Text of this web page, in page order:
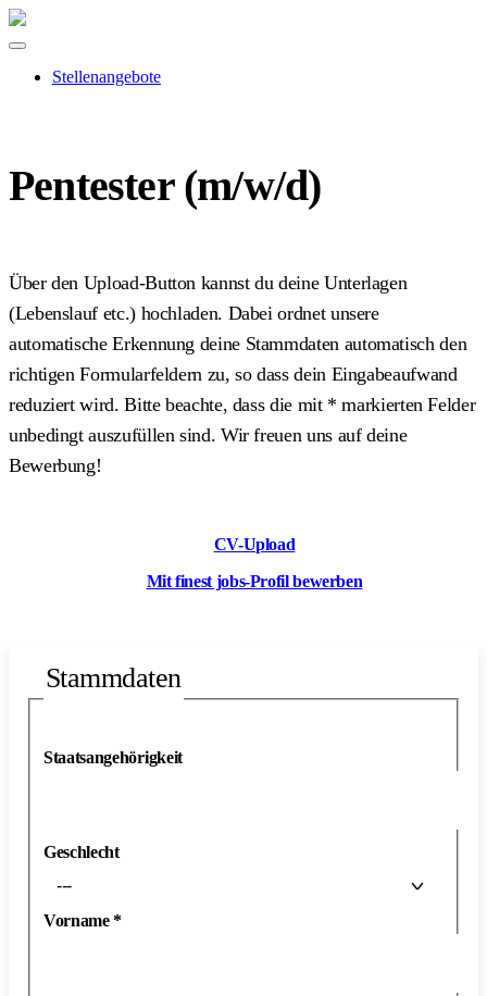
Stellenangebote
Pentester (m/w/d)
Über den Upload-Button kannst du deine Unterlagen
(Lebenslauf etc.) hochladen. Dabei ordnet unsere
automatische Erkennung deine Stammdaten automatisch den
richtigen Formularfeldern zu, so dass dein Eingabeaufwand
reduziert wird. Bitte beachte, dass die mit * markierten Felder
unbedingt auszufüllen sind. Wir freuen uns auf deine
Bewerbung!
CV-Upload
Mit finest jobs-Profil bewerben
Stammdaten
Staatsangehörigkeit
Geschlecht
---
Vorname*